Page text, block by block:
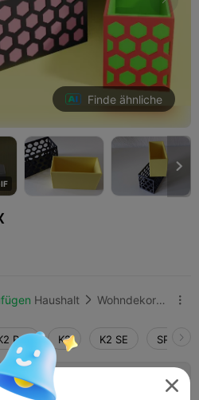
Finde ähnliche
IF

Haushalt  Wohndekoration & Ornamente 
Pro K2 K2 SE SPARKX
2 Wände, 15 % Füllung 